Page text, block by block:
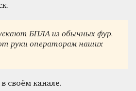
БПЛА из обычных фур.
руки операторам наших
своём канале.